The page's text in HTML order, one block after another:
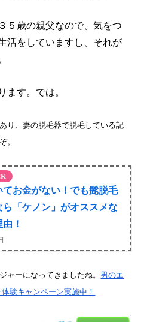
５歳の親父なので、気をつ
活をしていますし、それが
ます。では。
り、妻の脱毛器で脱毛している記
。
てお金がない！でも髭脱毛
ら「ケノン」がオススメな
！
ャーになってきましたね。 男のエ
験キャンペーン実施中！